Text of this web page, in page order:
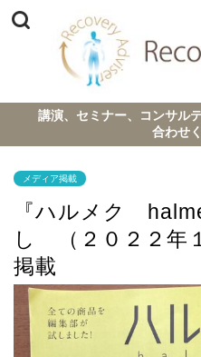
講演、セミナー、コンサル
合わせ
メディア掲載
『ハルメク
し （２０２２年
掲載